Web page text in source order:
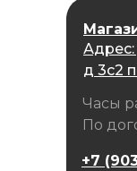
Адрес:
д 3с2
Часы
По
+7